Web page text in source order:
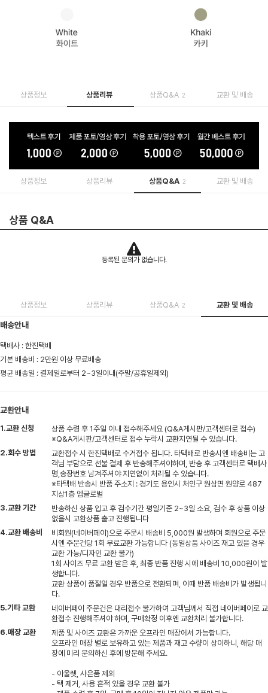
상품정보 상품리뷰 상품Q&A 2 교환 및 배송
상품정보 상품리뷰 상품Q&A 2 교환 및 배송
상품 Q&A
등록된 문의가 없습니다.
상품정보 상품리뷰 상품Q&A 2 교환 및 배송
배송안내
택배사 : 한진택배
기본 배송비 : 2만원 이상 무료배송
평균 배송일 : 결제일로부터 2~3일이내(주말/공휴일제외)
교환안내
1.교환 신청
상품 수령 후 1주일 이내 접수해주세요 (Q&A게시판/고객센터로 접수)
※Q&A게시판/고객센터로 접수 누락시 교환지연될 수 있습니다.
2.회수 방법
교환접수 시 한진택배로 수거접수 됩니다. 타택배로 반송시엔 배송비는 고
객님 부담으로 선불 결제 후 반송해주셔야하며, 반송 후 고객센터로 택배사
명,송장번호 남겨주셔야 지연없이 처리될 수 있습니다.
※타택배 반송시 반품 주소지 : 경기도 용인시 처인구 원삼면 원양로 487
지상1층 엠글로벌
3.교환 기간
반송하신 상품 입고 후 검수기간 평일기준 2~3일 소요, 검수 후 상품 이상
없을시 교환상품 출고 진행됩니다
4.교환 배송비
비회원(네이버페이)으로 주문시 배송비 5,000원 발생하며 회원으로 주문
시엔 주문건당 1회 무료교환 가능합니다 (동일상품 사이즈 재고 있을 경우
교환 가능/디자인 교환 불가)
1회 사이즈 무료 교환 받은 후, 최종 반품 진행 시에 배송비 10,000원이 발
생합니다.
교환 상품이 품절일 경우 반품으로 전환되며, 이때 반품 배송비가 발생됩니
다.
5.기타 교환
네이버페이 주문건은 대리접수 불가하여 고객님께서 직접 네이버페이로 교
환접수 진행해주셔야 하며, 구매확정 이후엔 교환처리 불가합니다.
6.매장 교환
제품 및 사이즈 교환은 가까운 오프라인 매장에서 가능합니다.
오프라인 매장 별로 보유하고 있는 제품과 재고 수량이 상이하니, 해당 매
장에 미리 문의하신 후에 방문해 주세요.
- 아울렛, 사은품 제외
- 택 제거, 사용 흔적 있을 경우 교환 불가